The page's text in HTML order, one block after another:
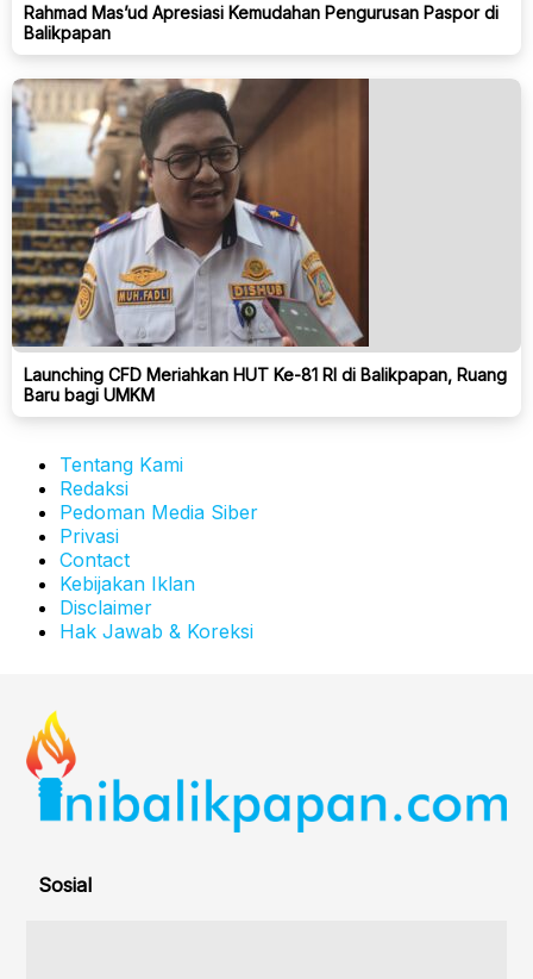
Rahmad Mas’ud Apresiasi Kemudahan Pengurusan Paspor di
Balikpapan
Launching CFD Meriahkan HUT Ke-81 RI di Balikpapan, Ruang
Baru bagi UMKM
Tentang Kami
Redaksi
Pedoman Media Siber
Privasi
Contact
Kebijakan Iklan
Disclaimer
Hak Jawab & Koreksi
Sosial